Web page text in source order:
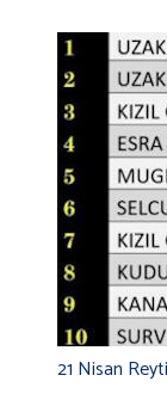
21 Nisan